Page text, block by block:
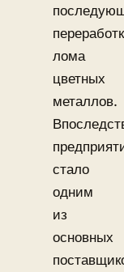
лома
цветных
металлов.
стало
одним
из
основных